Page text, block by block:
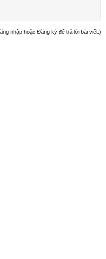
nhập hoặc Đăng ký để trả lời bài viết.)